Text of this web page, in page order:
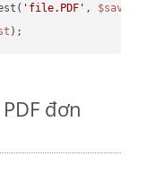
'file.PDF' ,
đơn